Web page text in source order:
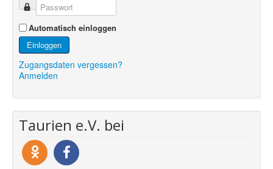
Automatisch einloggen
Einloggen
Zugangsdaten vergessen?
Anmelden
Taurien e.V. bei